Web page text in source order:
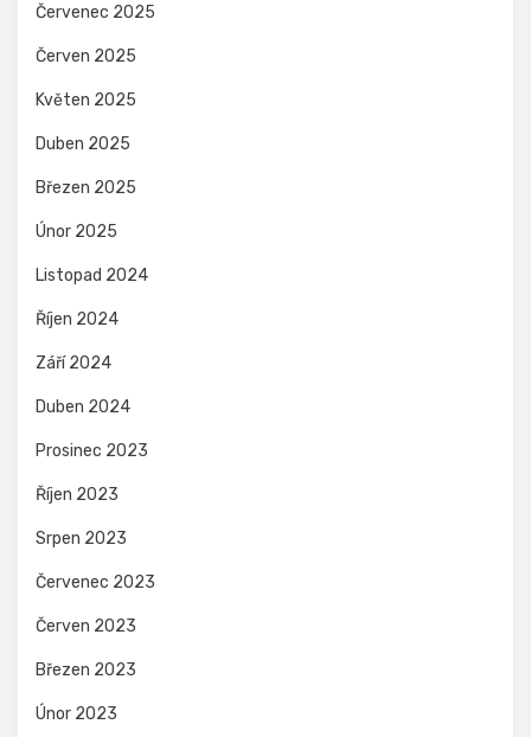
Červenec 2025
Červen 2025
Květen 2025
Duben 2025
Březen 2025
Únor 2025
Listopad 2024
Říjen 2024
Září 2024
Duben 2024
Prosinec 2023
Říjen 2023
Srpen 2023
Červenec 2023
Červen 2023
Březen 2023
Únor 2023